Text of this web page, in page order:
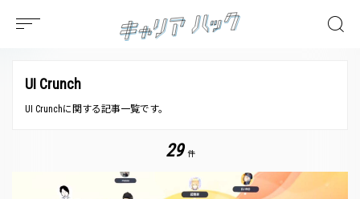
UI Crunch
UI Crunchに関する記事一覧です。
29 件